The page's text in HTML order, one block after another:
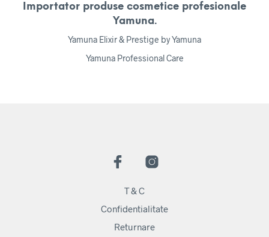
Importator produse cosmetice profesionale
Yamuna.
Yamuna Elixir & Prestige by Yamuna
Yamuna Professional Care
T & C
Confidentialitate
Returnare